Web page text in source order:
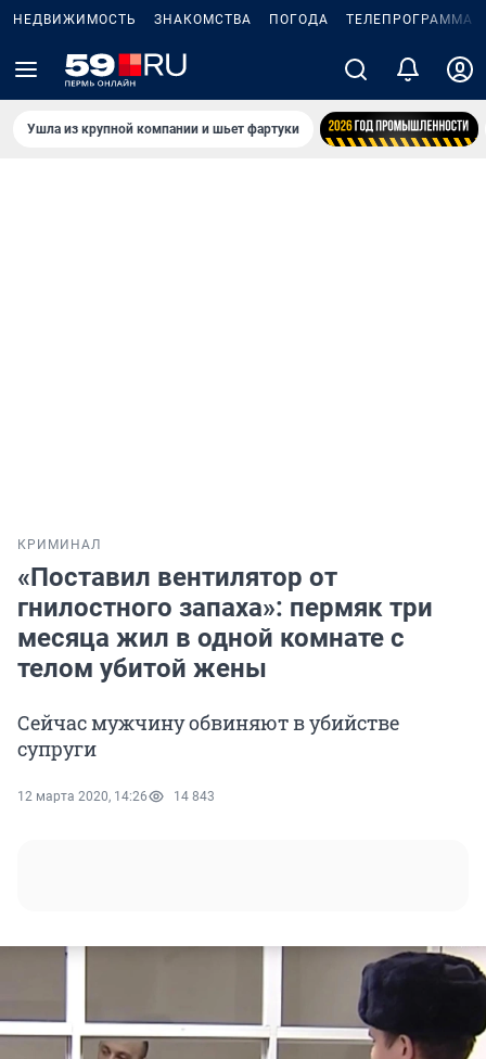
НЕДВИЖИМОСТЬ ЗНАКОМСТВА ПОГОДА ТЕЛЕПРОГРАММА
Ушла из крупной компании и шьет фартуки
КРИМИНАЛ
«Поставил вентилятор от
гнилостного запаха»: пермяк три
месяца жил в одной комнате с
телом убитой жены
Сейчас мужчину обвиняют в убийстве
супруги
12 марта 2020, 14:26 14 843